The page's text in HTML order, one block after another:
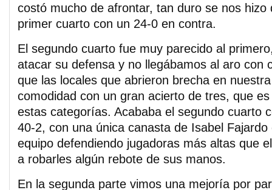
costó mucho de afrontar, tan duro se nos hizo
primer cuarto con un 24-0 en contra.
El segundo cuarto fue muy parecido al
atacar su defensa y no llegábamos al aro con
que las locales que abrieron brecha en
comodidad con un gran acierto de tres, que
estas categorías. Acababa el segundo cuarto
40-2, con una única canasta de Isabel
equipo defendiendo jugadoras más altas que
a robarles algún rebote de sus manos.
En la segunda parte vimos una mejoría por